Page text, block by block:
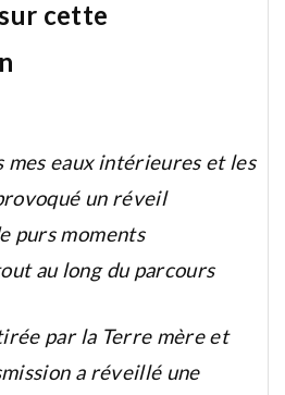
cette
mes eaux intérieures et les
un réveil
purs moments
au long du parcours
par la Terre mère et
a réveillé une